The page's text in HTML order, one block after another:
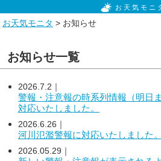
お天気モニ
お天気モニタ > お知らせ
お知らせ一覧
2026.7.2｜
警報・注意報の時系列情報（明日
対応いたしました。
2026.6.26｜
河川氾濫警報に対応いたしました。
2026.05.29｜